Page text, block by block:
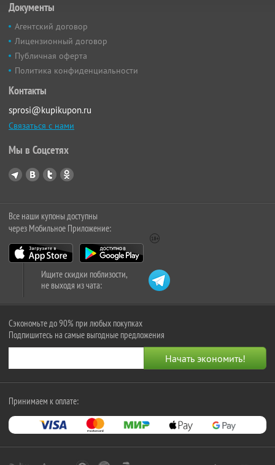
Документы
Агентский договор
Лицензионный договор
Публичная оферта
Политика конфиденциальности
Контакты
sprosi@kupikupon.ru
Связаться с нами
Мы в Соцсетях
Все наши купоны доступны
через Мобильное Приложение:
Ищите скидки поблизости,
не выходя из чата:
Сэкономьте до 90% при любых покупках
Подпишитесь на самые выгодные предложения
Принимаем к оплате: